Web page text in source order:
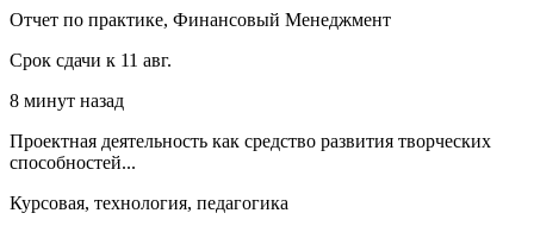
Отчет по практике, Финансовый Менеджмент
Срок сдачи к 11 авг.
8 минут назад
Проектная деятельность как средство развития творческих
способностей...
Курсовая, технология, педагогика